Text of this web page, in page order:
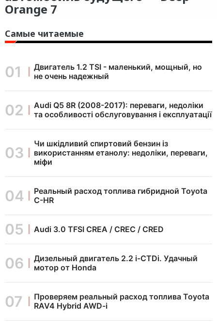
Orange 7
Самые читаемые
Двигатель 1.2 TSI - маленький, мощный, но
не очень надежный
Audi Q5 8R (2008-2017): переваги, недоліки
та особливості обслуговування і експлуатації
Чи шкідливий спиртовий бензин із
використанням етанолу: недоліки, переваги,
міфи
Реальный расход топлива гибридной Toyota
C-HR
Audi 3.0 TFSI CREA / CREC / CRED
Дизельный двигатель 2.2 i-CTDi. Удачный
мотор от Honda
Проверяем реальный расход топлива Toyota
RAV4 Hybrid AWD-i